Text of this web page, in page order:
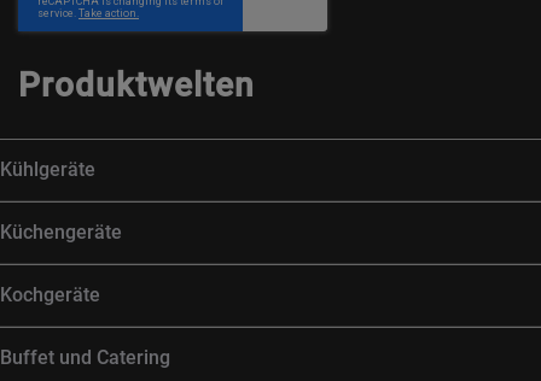
Produktwelten
Kühlgeräte
Küchengeräte
Kochgeräte
Buffet und Catering